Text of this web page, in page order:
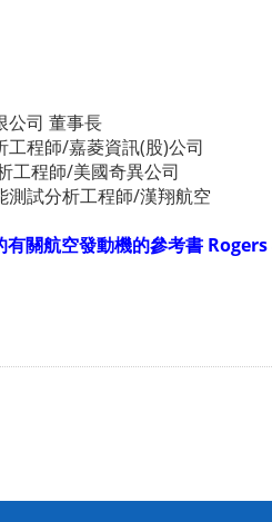
公司 董事長
程師/嘉菱資訊(股)公司
工程師/美國奇異公司
測試分析工程師/漢翔航空
有關航空發動機的參考書